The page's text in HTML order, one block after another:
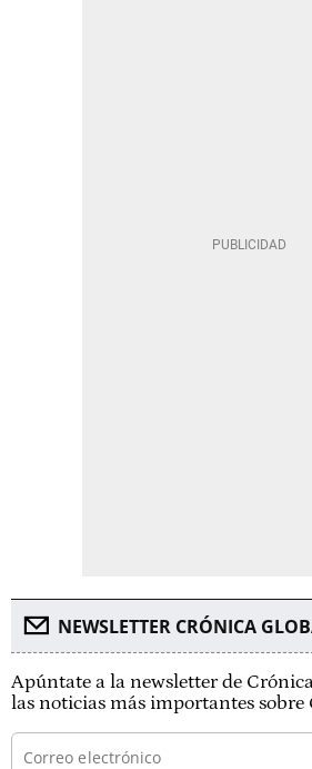
NEWSLETTER CRÓNICA
Apúntate a la newsletter de
las noticias más importantes sobre